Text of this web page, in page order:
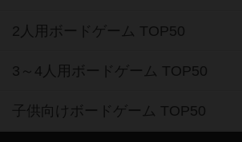
2人用ボードゲーム TOP50
3～4人用ボードゲーム TOP50
子供向けボードゲーム TOP50